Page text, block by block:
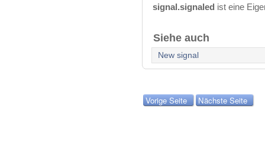
signal.signaled ist eine
Siehe auch
New signal
Vorige Seite Nächste Seite